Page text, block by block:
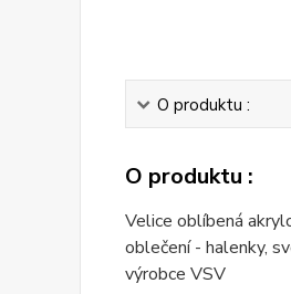
O produktu :
O produktu :
Velice oblíbená
oblečení - halenky,
výrobce VSV